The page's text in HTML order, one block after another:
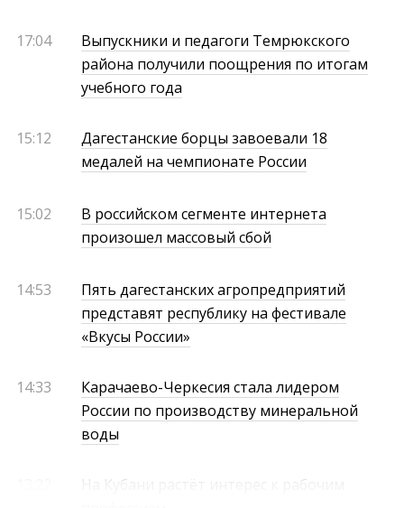
17:04
Выпускники и педагоги Темрюкского
района получили поощрения по итогам
учебного года
15:12
Дагестанские борцы завоевали 18
медалей на чемпионате России
15:02
В российском сегменте интернета
произошел массовый сбой
14:53
Пять дагестанских агропредприятий
представят республику на фестивале
«Вкусы России»
14:33
Карачаево-Черкесия стала лидером
России по производству минеральной
воды
На Кубани растёт интерес к рабочим